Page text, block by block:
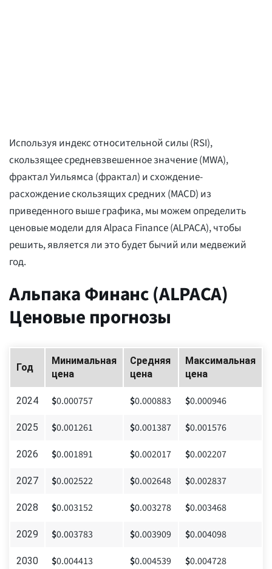
Используя индекс относительной силы (RSI),
скользящее средневзвешенное значение (MWA),
фрактал Уильямса (фрактал) и схождение-
расхождение скользящих средних (MACD) из
приведенного выше графика, мы можем определить
ценовые модели для Alpaca Finance (ALPACA), чтобы
решить, является ли это будет бычий или медвежий
год.
Альпака Финанс (ALPACA)
Ценовые прогнозы
Год
Минимальная
цена
Средняя
цена
Максимальная
цена
2024 $0.000757 $0.000883 $0.000946
2025 $0.001261 $0.001387 $0.001576
2026 $0.001891 $0.002017 $0.002207
2027 $0.002522 $0.002648 $0.002837
2028 $0.003152 $0.003278 $0.003468
2029 $0.003783 $0.003909 $0.004098
2030 $0.004413 $0.004539 $0.004728